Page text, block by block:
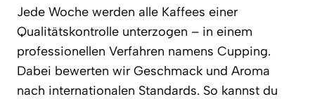
Jede Woche werden alle Kaffees einer
Qualitätskontrolle unterzogen – in einem
professionellen Verfahren namens Cupping.
Dabei bewerten wir Geschmack und Aroma
nach internationalen Standards. So kannst du